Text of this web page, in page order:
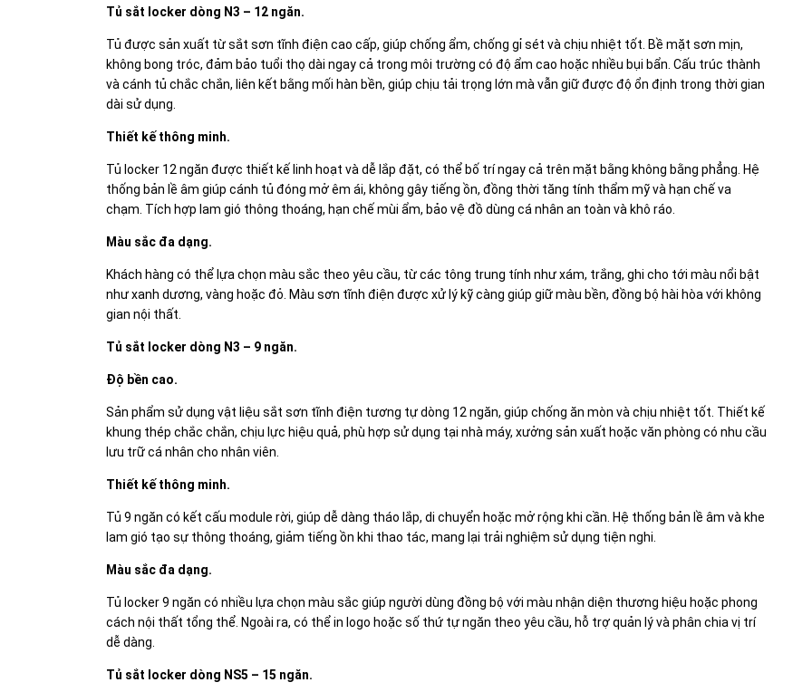
Tủ sắt locker dòng N3 – 12 ngăn.
Tủ được sản xuất từ sắt sơn tĩnh điện cao cấp, giúp chống ẩm, chống gỉ sét và chịu nhiệt tốt. Bề mặt sơn mịn,
không bong tróc, đảm bảo tuổi thọ dài ngay cả trong môi trường có độ ẩm cao hoặc nhiều bụi bẩn. Cấu trúc thành
và cánh tủ chắc chắn, liên kết bằng mối hàn bền, giúp chịu tải trọng lớn mà vẫn giữ được độ ổn định trong thời gian
dài sử dụng.
Thiết kế thông minh.
Tủ locker 12 ngăn được thiết kế linh hoạt và dễ lắp đặt, có thể bố trí ngay cả trên mặt bằng không bằng phẳng. Hệ
thống bản lề âm giúp cánh tủ đóng mở êm ái, không gây tiếng ồn, đồng thời tăng tính thẩm mỹ và hạn chế va
chạm. Tích hợp lam gió thông thoáng, hạn chế mùi ẩm, bảo vệ đồ dùng cá nhân an toàn và khô ráo.
Màu sắc đa dạng.
Khách hàng có thể lựa chọn màu sắc theo yêu cầu, từ các tông trung tính như xám, trắng, ghi cho tới màu nổi bật
như xanh dương, vàng hoặc đỏ. Màu sơn tĩnh điện được xử lý kỹ càng giúp giữ màu bền, đồng bộ hài hòa với không
gian nội thất.
Tủ sắt locker dòng N3 – 9 ngăn.
Độ bền cao.
Sản phẩm sử dụng vật liệu sắt sơn tĩnh điện tương tự dòng 12 ngăn, giúp chống ăn mòn và chịu nhiệt tốt. Thiết kế
khung thép chắc chắn, chịu lực hiệu quả, phù hợp sử dụng tại nhà máy, xưởng sản xuất hoặc văn phòng có nhu cầu
lưu trữ cá nhân cho nhân viên.
Thiết kế thông minh.
Tủ 9 ngăn có kết cấu module rời, giúp dễ dàng tháo lắp, di chuyển hoặc mở rộng khi cần. Hệ thống bản lề âm và khe
lam gió tạo sự thông thoáng, giảm tiếng ồn khi thao tác, mang lại trải nghiệm sử dụng tiện nghi.
Màu sắc đa dạng.
Tủ locker 9 ngăn có nhiều lựa chọn màu sắc giúp người dùng đồng bộ với màu nhận diện thương hiệu hoặc phong
cách nội thất tổng thể. Ngoài ra, có thể in logo hoặc số thứ tự ngăn theo yêu cầu, hỗ trợ quản lý và phân chia vị trí
dễ dàng.
Tủ sắt locker dòng NS5 – 15 ngăn.